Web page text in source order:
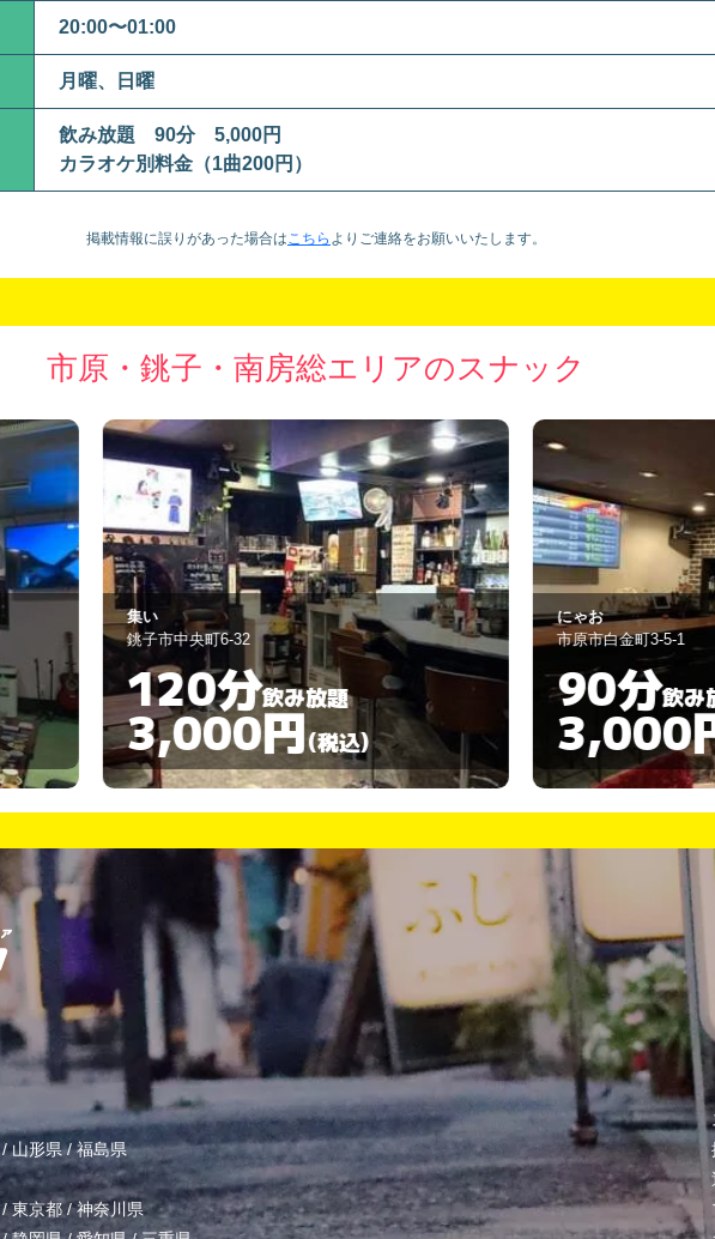
20:00〜01:00
月曜、日曜
飲み放題 90分 5,000円
カラオケ別料金（1曲200円）
掲載情報に誤りがあった場合はこちら より ご連絡をお願いいたします。
市原・銚子・南房総エリアのスナック
にゃお
市原市白金町3-5-1
90分飲み放題
3,000円(税込)
ＢＡＲ 無限
市原市八幡1126-12
30分飲
3,000
/山形県/福島県
/東京都/神奈川県